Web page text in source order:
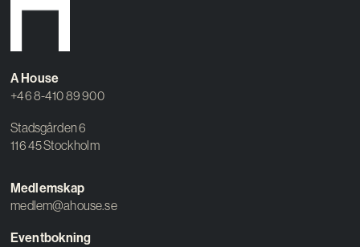
A House
+46 8-410 89 900
Stadsgården 6
116 45 Stockholm
Medlemskap
medlem@ahouse.se
Eventbokning